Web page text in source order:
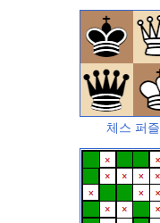
체스 퍼즐